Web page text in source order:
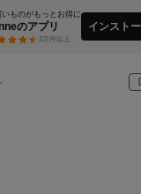
いものがもっとお得に
のアプリ
3万件以上
インスト